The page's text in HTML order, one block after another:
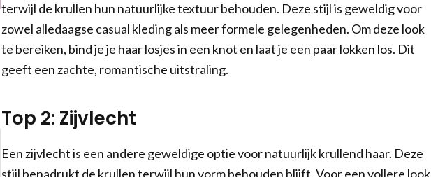
terwijl de krullen hun natuurlijke textuur behouden. Deze stijl is geweldig voor
zowel alledaagse casual kleding als meer formele gelegenheden. Om deze look
te bereiken, bind je je haar losjes in een knot en laat je een paar lokken los. Dit
geeft een zachte, romantische uitstraling.
Top 2: Zijvlecht
Een zijvlecht is een andere geweldige optie voor natuurlijk krullend haar. Deze
stijl benadrukt de krullen terwijl hun vorm behouden blijft. Voor een vollere look